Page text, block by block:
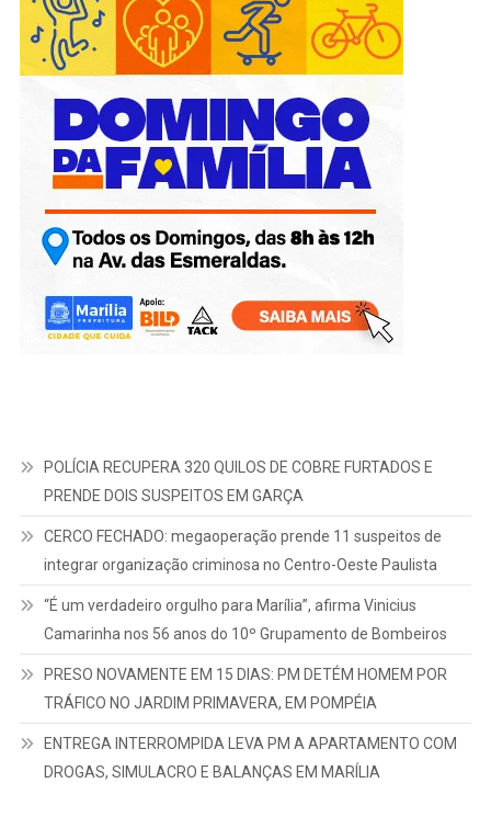
POLÍCIA RECUPERA 320 QUILOS DE COBRE FURTADOS E
PRENDE DOIS SUSPEITOS EM GARÇA
CERCO FECHADO: megaoperação prende 11 suspeitos de
integrar organização criminosa no Centro-Oeste Paulista
“É um verdadeiro orgulho para Marília”, afirma Vinicius
Camarinha nos 56 anos do 10º Grupamento de Bombeiros
PRESO NOVAMENTE EM 15 DIAS: PM DETÉM HOMEM POR
TRÁFICO NO JARDIM PRIMAVERA, EM POMPÉIA